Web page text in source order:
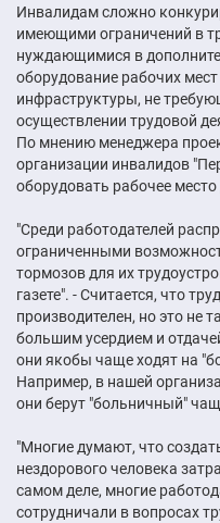
Инвалидам сложно
имеющими ограничений в
нуждающимися в
оборудование рабочих
инфраструктуры, не
осуществлении трудовой
По мнению менеджера
организации инвалидов
оборудовать рабочее
"Среди работодателей
ограниченными
тормозов для их
газете". - Считается, что
производителен, но это не
большим усердием и
они якобы чаще ходят на
Например, в нашей
они берут "больничный"
"Многие думают, что
нездорового человека
самом деле, многие
сотрудничали в вопросах